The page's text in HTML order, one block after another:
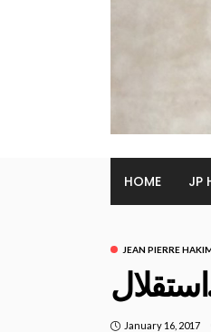
HOME JP
JEAN PIERRE
January 16, 2017